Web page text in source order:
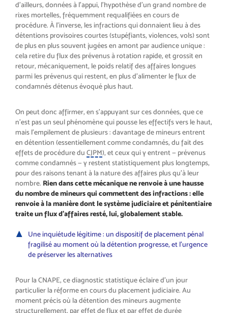
d’ailleurs, données à l’appui, l’hypothèse d’un grand nombre de
rixes mortelles, fréquemment requalifiées en cours de
procédure. À l’inverse, les infractions qui donnaient lieu à des
détentions provisoires courtes (stupéfiants, violences, vols) sont
de plus en plus souvent jugées en amont par audience unique :
cela retire du flux des prévenus à rotation rapide, et grossit en
retour, mécaniquement, le poids relatif des affaires longues
parmi les prévenus qui restent, en plus d’alimenter le flux de
condamnés détenus évoqué plus haut.
On peut donc affirmer, en s’appuyant sur ces données, que ce
n’est pas un seul phénomène qui pousse les effectifs vers le haut,
mais l’empilement de plusieurs : davantage de mineurs entrent
en détention (essentiellement comme condamnés, du fait des
effets de procédure du CJPM), et ceux qui y entrent — prévenus
comme condamnés — y restent statistiquement plus longtemps,
pour des raisons tenant à la nature des affaires plus qu’à leur
nombre. Rien dans cette mécanique ne renvoie à une hausse
du nombre de mineurs qui commettent des infractions : elle
renvoie à la manière dont le système judiciaire et pénitentiaire
traite un flux d’affaires resté, lui, globalement stable.
Une inquiétude légitime : un dispositif de placement pénal
fragilisé au moment où la détention progresse, et l’urgence
de préserver les alternatives
Pour la CNAPE, ce diagnostic statistique éclaire d’un jour
particulier la réforme en cours du placement judiciaire. Au
moment précis où la détention des mineurs augmente
structurellement, par effet de flux et par effet de durée